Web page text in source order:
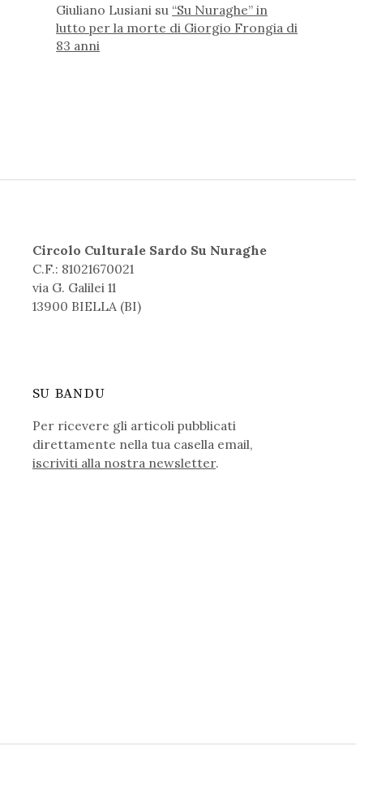
Giuliano Lusiani su “Su Nuraghe” in
lutto per la morte di Giorgio Frongia di
83 anni
Circolo Culturale Sardo Su Nuraghe
C.F.: 81021670021
via G. Galilei 11
13900 BIELLA (BI)
SU BANDU
Per ricevere gli articoli pubblicati
direttamente nella tua casella email,
iscriviti alla nostra newsletter.